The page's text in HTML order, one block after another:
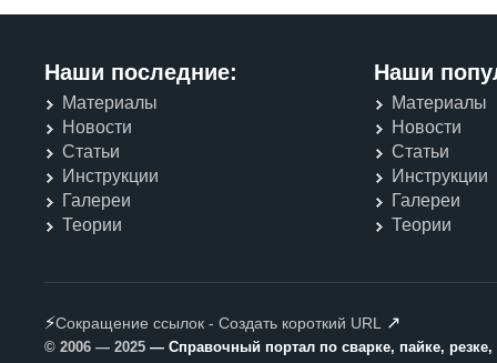
Наши последние:
Материалы
Новости
Статьи
Инструкции
Галереи
Теории
Наши
Материалы
Новости
Статьи
Инструкции
Галереи
Теории
⚡Сокращение ссылок - Создать короткий URL ↗
© 2006 — 2025 — Справочный портал по сварке, пайке,